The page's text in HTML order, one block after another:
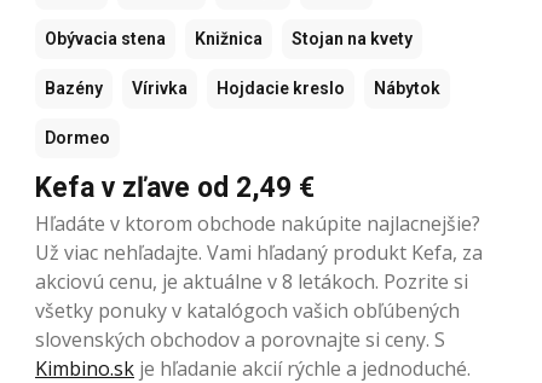
Obývacia stena Knižnica Stojan na kvety
Bazény Vírivka Hojdacie kreslo Nábytok
Dormeo
Kefa v zľave od 2,49 €
Hľadáte v ktorom obchode nakúpite najlacnejšie?
Už viac nehľadajte. Vami hľadaný produkt Kefa, za
akciovú cenu, je aktuálne v 8 letákoch. Pozrite si
všetky ponuky v katalógoch vašich obľúbených
slovenských obchodov a porovnajte si ceny. S
Kimbino.sk je hľadanie akcií rýchle a jednoduché.